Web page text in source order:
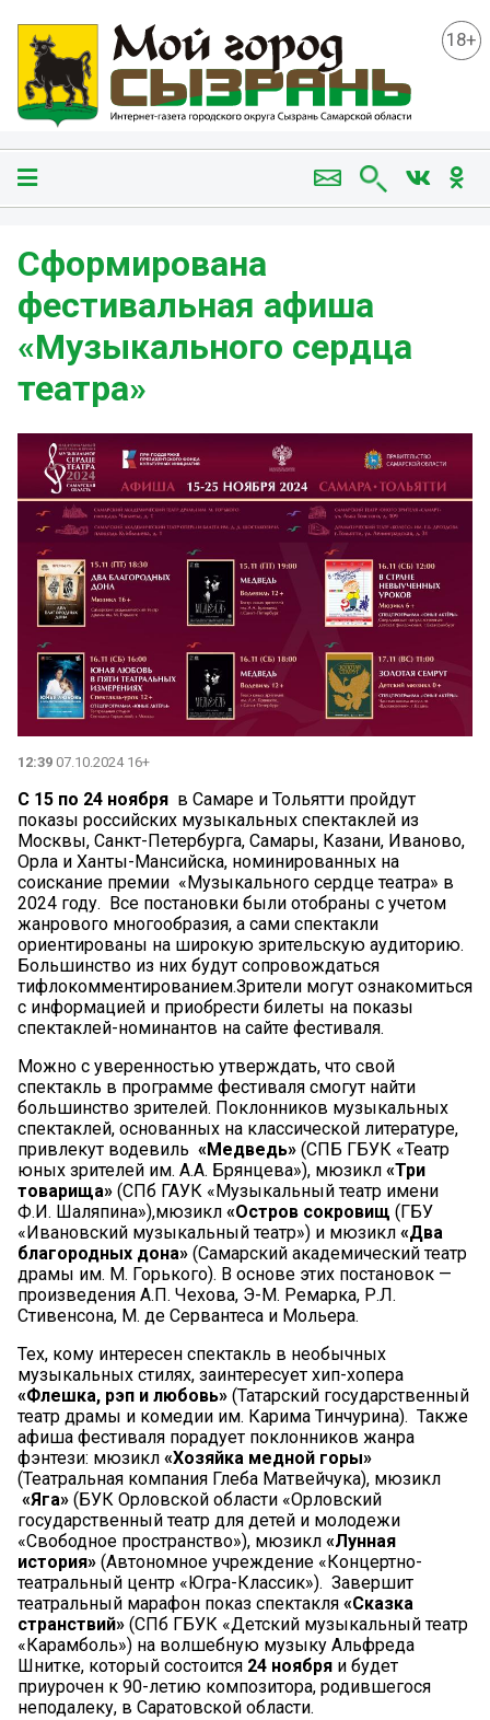
18+
Сформирована
фестивальная афиша
«Музыкального сердца
театра»
12:39 07.10.2024 16+
С 15 по 24 ноября в Самаре и Тольятти пройдут
показы российских музыкальных спектаклей из
Москвы, Санкт-Петербурга, Самары, Казани, Иваново,
Орла и Ханты-Мансийска, номинированных на
соискание премии «Музыкального сердце театра» в
2024 году. Все постановки были отобраны с учетом
жанрового многообразия, а сами спектакли
ориентированы на широкую зрительскую аудиторию.
Большинство из них будут сопровождаться
тифлокомментированием.Зрители могут ознакомиться
с информацией и приобрести билеты на показы
спектаклей-номинантов на сайте фестиваля.
Можно с уверенностью утверждать, что свой
спектакль в программе фестиваля смогут найти
большинство зрителей. Поклонников музыкальных
спектаклей, основанных на классической литературе,
привлекут водевиль «Медведь» (СПБ ГБУК «Театр
юных зрителей им. А.А. Брянцева»), мюзикл «Три
товарища» (СПб ГАУК «Музыкальный театр имени
Ф.И. Шаляпина»),мюзикл «Остров сокровищ (ГБУ
«Ивановский музыкальный театр») и мюзикл «Два
благородных дона» (Самарский академический театр
драмы им. М. Горького). В основе этих постановок —
произведения А.П. Чехова, Э-М. Ремарка, Р.Л.
Стивенсона, М. де Сервантеса и Мольера.
Тех, кому интересен спектакль в необычных
музыкальных стилях, заинтересует хип-хопера
«Флешка, рэп и любовь» (Татарский государственный
театр драмы и комедии им. Карима Тинчурина). Также
афиша фестиваля порадует поклонников жанра
фэнтези: мюзикл «Хозяйка медной горы»
(Театральная компания Глеба Матвейчука), мюзикл
«Яга» (БУК Орловской области «Орловский
государственный театр для детей и молодежи
«Свободное пространство»), мюзикл «Лунная
история» (Автономное учреждение «Концертно-
театральный центр «Югра-Классик»). Завершит
театральный марафон показ спектакля «Сказка
странствий» (СПб ГБУК «Детский музыкальный театр
«Карамболь») на волшебную музыку Альфреда
Шнитке, который состоится 24 ноября и будет
приурочен к 90-летию композитора, родившегося
неподалеку, в Саратовской области.